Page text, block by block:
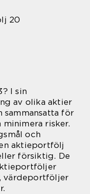
20
I sin
av olika aktier
sammansatta för
risker.
och
aktieportfölj
försiktig. De
värdeportföljer